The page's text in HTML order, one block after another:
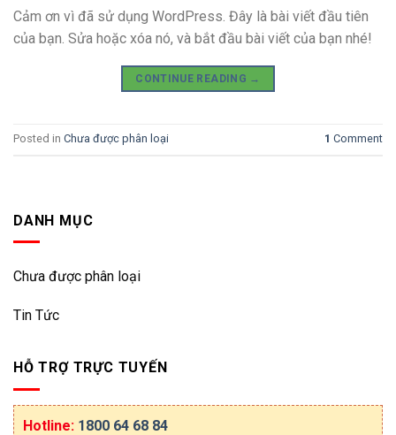
Cảm ơn vì đã sử dụng WordPress. Đây là bài viết đầu tiên
của bạn. Sửa hoặc xóa nó, và bắt đầu bài viết của bạn nhé!
CONTINUE READING →
Posted in Chưa được phân loại 1 Comment
DANH MỤC
Chưa được phân loại
Tin Tức
HỖ TRỢ TRỰC TUYẾN
Hotline: 1800 64 68 84